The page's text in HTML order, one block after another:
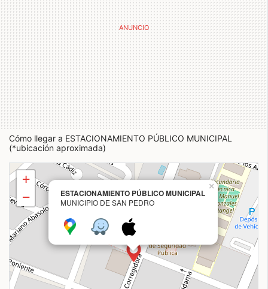
Cómo llegar a ESTACIONAMIENTO PÚBLICO MUNICIPAL
(*ubicación aproximada)
ESTACIONAMIENTO PÚBLICO MUNICIPAL
MUNICIPIO DE SAN PEDRO
×
+
−